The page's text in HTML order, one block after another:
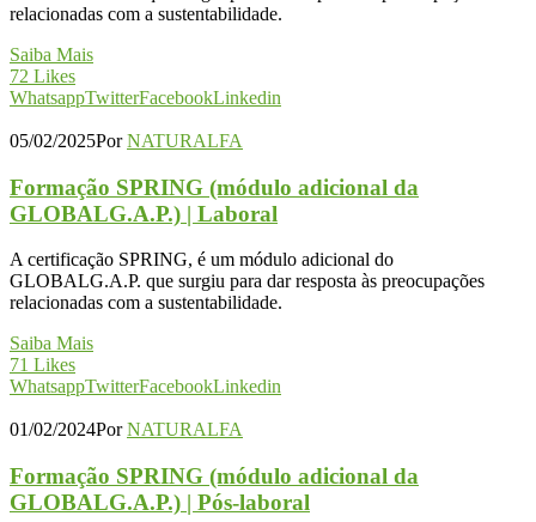
relacionadas com a sustentabilidade.
Saiba Mais
72 Likes
WhatsappTwitterFacebookLinkedin
05/02/2025PorNATURALFA
Formação SPRING (módulo adicional da
GLOBALG.A.P.) | Laboral
A certificação SPRING, é um módulo adicional do
GLOBALG.A.P. que surgiu para dar resposta às preocupações
relacionadas com a sustentabilidade.
Saiba Mais
71 Likes
WhatsappTwitterFacebookLinkedin
01/02/2024PorNATURALFA
Formação SPRING (módulo adicional da
GLOBALG.A.P.) | Pós-laboral